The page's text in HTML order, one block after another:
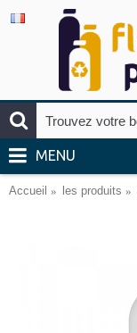
MENU
Accueil les produits